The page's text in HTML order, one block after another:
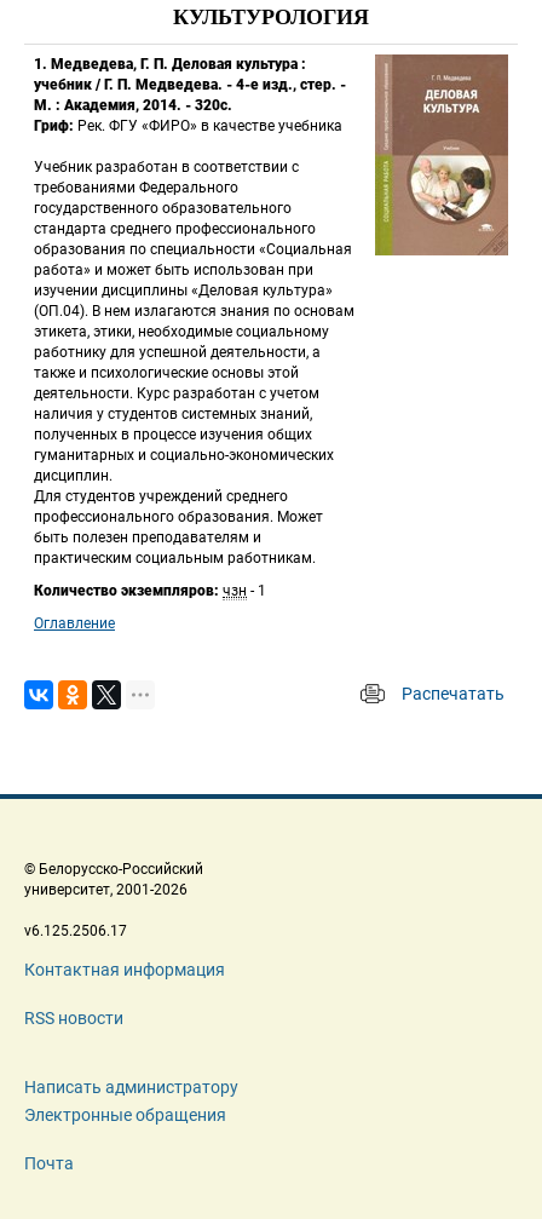
КУЛЬТУРОЛОГИЯ
1. Медведева, Г. П. Деловая культура :
учебник / Г. П. Медведева. - 4-е изд., стер. -
М. : Академия, 2014. - 320с.
Гриф: Рек. ФГУ «ФИРО» в качестве учебника
Учебник разработан в соответствии с
требованиями Федерального
государственного образовательного
стандарта среднего профессионального
образования по специальности «Социальная
работа» и может быть использован при
изучении дисциплины «Деловая культура»
(ОП.04). В нем излагаются знания по основам
этикета, этики, необходимые социальному
работнику для успешной деятельности, а
также и психологические основы этой
деятельности. Курс разработан с учетом
наличия у студентов системных знаний,
полученных в процессе изучения общих
гуманитарных и социально-экономических
дисциплин.
Для студентов учреждений среднего
профессионального образования. Может
быть полезен преподавателям и
практическим социальным работникам.
Количество экземпляров: чзн - 1
Оглавление
Распечатать
© Белорусско-Российский
университет, 2001-2026
v6.125.2506.17
Контактная информация
RSS новости
Написать администратору
Электронные обращения
Почта